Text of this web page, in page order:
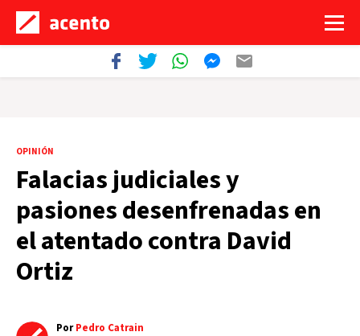
OPINIÓN
Falacias judiciales y
pasiones desenfrenadas en
el atentado contra David
Ortiz
PorPedro Catrain